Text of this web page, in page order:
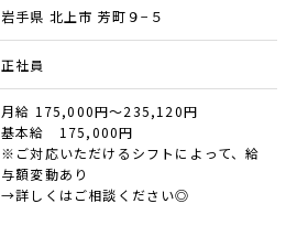
岩手県 北上市 芳町９−５
正社員
月給 175,000円～235,120円
基本給 175,000円
※ご対応いただけるシフトによって、給
与額変動あり
→詳しくはご相談ください◎